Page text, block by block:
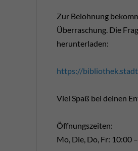
Zur Belohnung
Überraschung. Die
herunterladen:
https://
Viel Spaß bei deinen
Öffnungszeiten:
Mo, Die, Do, Fr: 10:00